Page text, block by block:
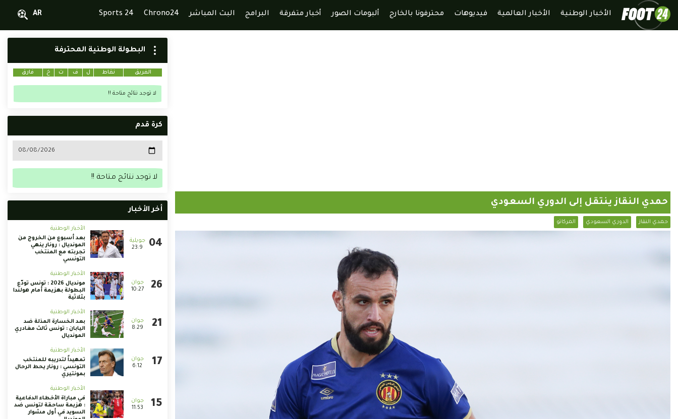
الأخبار الوطنية الأخبار العالمية فيديوهات محترفونا بالخارج ألبومات الصور أخبار متفرقة البرامج البث المباشر Chrono24
Sports 24
AR
حمدي النقاز ينتقل إلى الدوري السعودي
حمدي النقاز الدوري السعودي المركاتو
البطولة الوطنية المحترفة
الفريق نقاط ل ف ت خ فارق
لا توجد نتائج متاحة !!
كرة قدم
لا توجد نتائج متاحة !!
أخر الأخبار
23:9
الأخبار الوطنية
بعد أسبوع من الخروج من
المونديال : رونار ينهي
تجربته مع المنتخب
التونسي
10:27
الأخبار الوطنية
مونديال 2026 : تونس تودّع
البطولة بهزيمة أمام هولندا
بثلاثية
8:29
الأخبار الوطنية
بعد الخسارة المذلة ضد
اليابان : تونس ثالث مغادري
المونديال
6:12
الأخبار الوطنية
تمهيداً لتدريبه للمنتخب
التونسي : رونار يحط الرحال
بمونتيري
11:53
الأخبار الوطنية
في مباراة الأخطاء الدفاعية
: هزيمة ساحقة لتونس ضد
السويد في أول مشوار